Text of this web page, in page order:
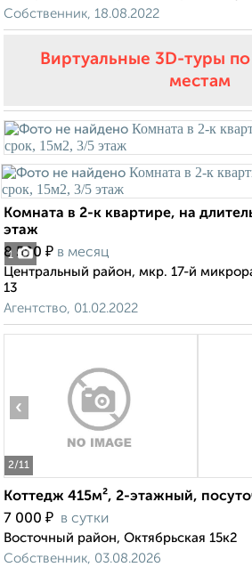
Собственник, 18.08.2022
Виртуальные 3D-туры
местам
1
Комната в 2-к квартире, на
этаж
8 500 ₽ в месяц
Центральный район, мкр. 17-й
13
Агентство, 01.02.2022
2/11
‹
Коттедж 415м², 2-этажный,
7 000 ₽ в сутки
Восточный район, Октябрьская 15к2
Собственник, 03.08.2026